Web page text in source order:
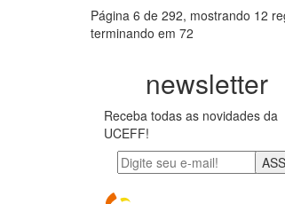
Página 6 de 292, mostrando 12
terminando em 72
newsletter
Receba todas as novidades da
UCEFF!